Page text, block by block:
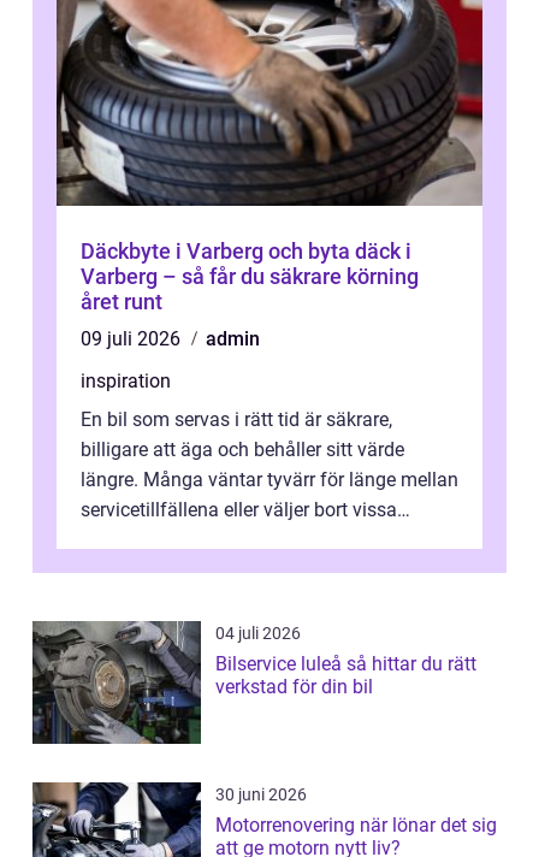
Däckbyte i Varberg och byta däck i
Varberg – så får du säkrare körning
året runt
09 juli 2026
admin
inspiration
En bil som servas i rätt tid är säkrare,
billigare att äga och behåller sitt värde
längre. Många väntar tyvärr för länge mellan
servicetillfällena eller väljer bort vissa
04 juli 2026
Bilservice luleå så hittar du rätt
verkstad för din bil
30 juni 2026
Motorrenovering när lönar det sig
att ge motorn nytt liv?